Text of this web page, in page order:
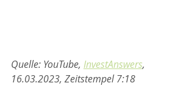
Quelle: YouTube, InvestAnswers,
16.03.2023, Zeitstempel 7:18